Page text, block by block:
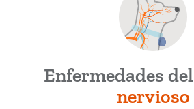
Enfermedades del
nervioso